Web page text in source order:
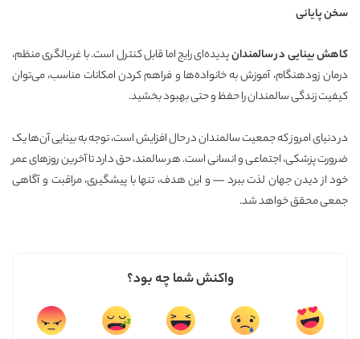
سخن پایانی
کاهش بینایی در سالمندانپدیده‌ای رایج اما قابل کنترل است. با غربالگری منظم،
درمان زودهنگام، آموزش به خانواده‌ها و فراهم کردن امکانات مناسب، می‌توان
کیفیت زندگی سالمندان را حفظ و حتی بهبود بخشید.
در دنیای امروز که جمعیت سالمندان در حال افزایش است، توجه به بینایی آن‌ها یک
ضرورت پزشکی، اجتماعی و انسانی است. هر سالمند، حق دارد تا آخرین روزهای عمر
خود از دیدن جهان لذت ببرد — و این هدف، تنها با پیشگیری، مراقبت و آگاهی
جمعی محقق خواهد شد.
واکنش شما چه بود؟